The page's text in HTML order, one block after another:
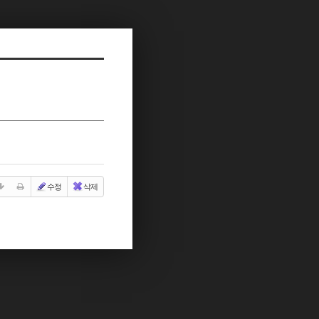
수정 삭제